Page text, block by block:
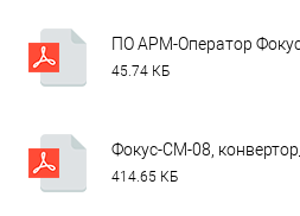
ПО АРМ-Оператор
45.74 КБ
Фокус-СМ-08,
414.65 КБ